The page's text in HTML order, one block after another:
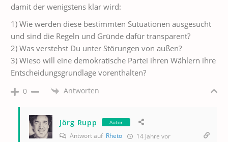
damit der wenigstens klar wird:
1) Wie werden diese bestimmten Sutuationen ausgesucht
und sind die Regeln und Gründe dafür transparent?
2) Was verstehst Du unter Störungen von außen?
3) Wieso will eine demokratische Partei ihren Wählern ihre
Entscheidungsgrundlage vorenthalten?
0 Antworten
Jörg Rupp Autor
Antwort auf Rheto 14 Jahre vor